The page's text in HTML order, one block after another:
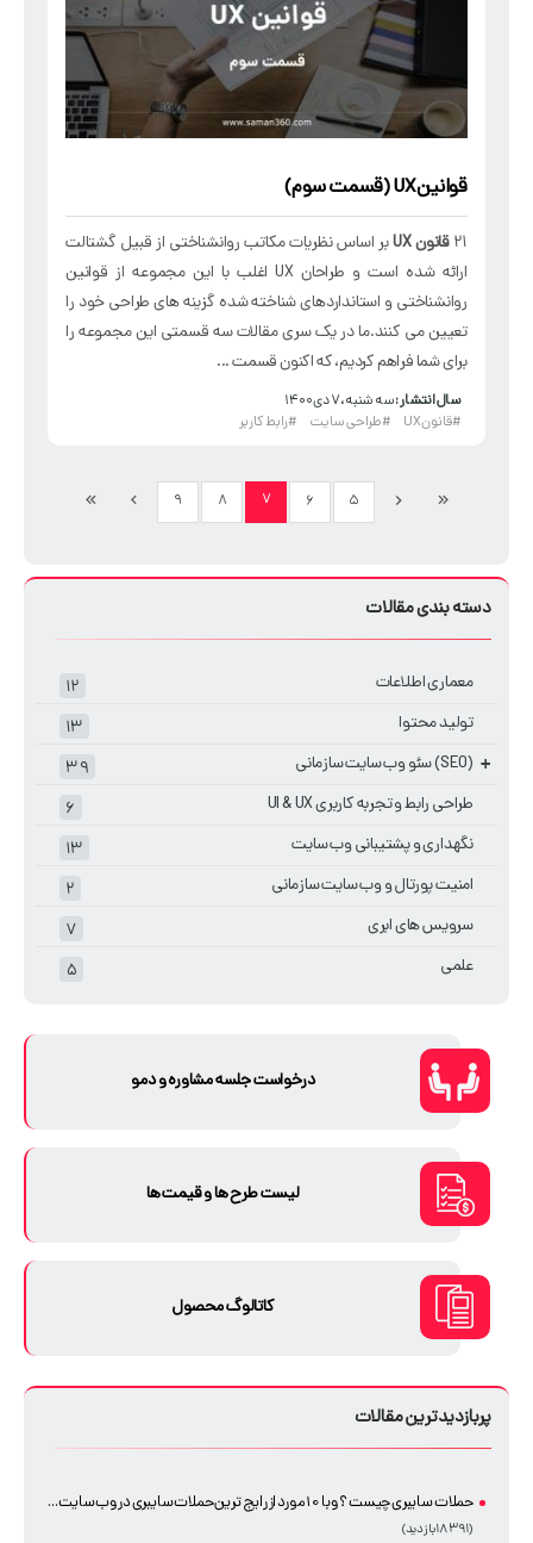
قوانین UX (قسمت سوم)
21قانون UX
بر اساس نظریات مکاتب روانشناختی از قبیل گشتالت
ارائه شده است و طراحان UX اغلب با این مجموعه از قوانین
روانشناختی و استانداردهای شناخته شده گزینه های طراحی خود را
تعیین می کنند.ما در یک سری مقالات سه قسمتی این مجموعه را
برای شما فراهم کردیم، که اکنون قسمت ...
سال انتشار :سه شنبه، ۷ دی ۱۴۰۰
#قانون UX
#طراحی سایت #رابط کاربر
۵ ۶ ۷ ۸ ۹
دسته بندی مقالات
معماری اطلاعات
۱۲
تولید محتوا
۱۳
+ (SEO) سئو وب سایت سازمانی
۳۹
طراحی رابط و تجربه کاربری UI & UX
۶
نگهداری و پشتیبانی وب سایت
۱۳
امنیت پورتال و وب سایت سازمانی
۲
سرویس های ابری
۷
علمی
۵
درخواست جلسه مشاوره و دمو
لیست طرح ها و قیمت ها
کاتالوگ محصول
پربازدیدترین مقالات
حملات سایبری چیست ؟ و با 10 مورد از رایج ترین حملات سایبری در وب سایت ...
(۱۸۳۹۱ بازدید)